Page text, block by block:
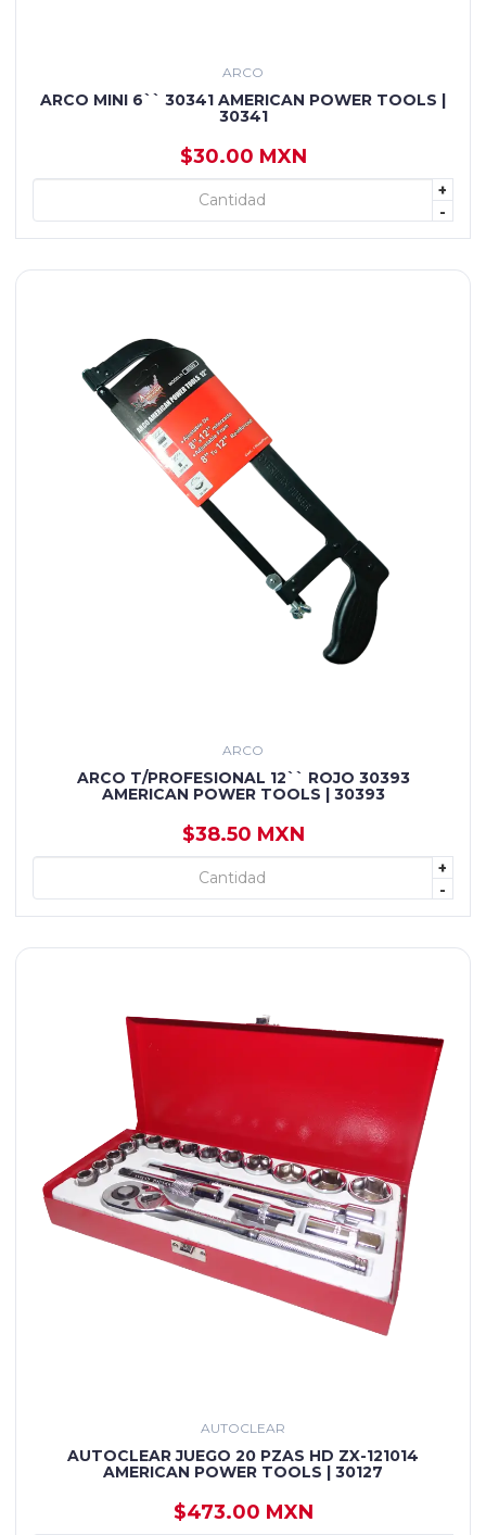
ARCO
ARCO MINI 6`` 30341 AMERICAN POWER TOOLS |
30341
$30.00 MXN
+
-
+ AGREGAR
ARCO
ARCO T/PROFESIONAL 12`` ROJO 30393
AMERICAN POWER TOOLS | 30393
$38.50 MXN
+
-
+ AGREGAR
AUTOCLEAR
AUTOCLEAR JUEGO 20 PZAS HD ZX-121014
AMERICAN POWER TOOLS | 30127
$473.00 MXN